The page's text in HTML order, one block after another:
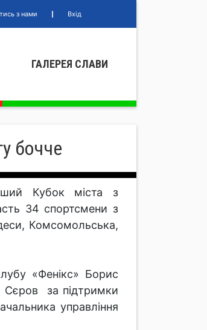
з нами Вхід
ГАЛЕРЕЯ СЛАВИ
бочче
Кубок міста з
34 спортсмени з
Комсомольська,
«Фенікс» Борис
Сєров за підтримки
управління